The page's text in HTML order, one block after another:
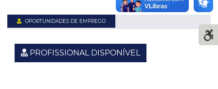
OPORTUNIDADES DE EMPREGO
PROFISSIONAL DISPONÍVEL